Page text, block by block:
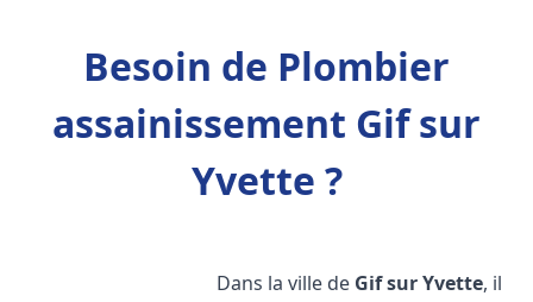
Besoin de Plombier
assainissement Gif sur
Yvette ?
Dans la ville de Gif sur Yvette, il